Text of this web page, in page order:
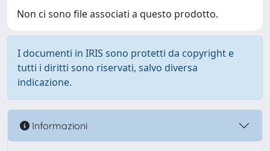
Non ci sono file associati a questo prodotto.
I documenti in IRIS sono protetti da copyright e
tutti i diritti sono riservati, salvo diversa
indicazione.
Informazioni